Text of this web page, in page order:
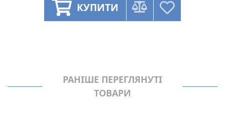
КУПИТИ
РАНІШЕ ПЕРЕГЛЯНУТІ
ТОВАРИ